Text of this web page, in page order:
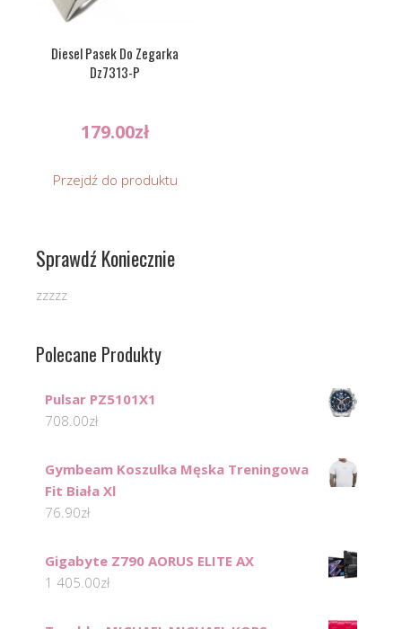
Diesel Pasek Do Zegarka
Dz7313-P
179.00zł
Przejdź do produktu
Sprawdź Koniecznie
zzzzz
Polecane Produkty
Pulsar PZ5101X1
708.00zł
Gymbeam Koszulka Męska Treningowa
Fit Biała Xl
76.90zł
Gigabyte Z790 AORUS ELITE AX
1 405.00zł